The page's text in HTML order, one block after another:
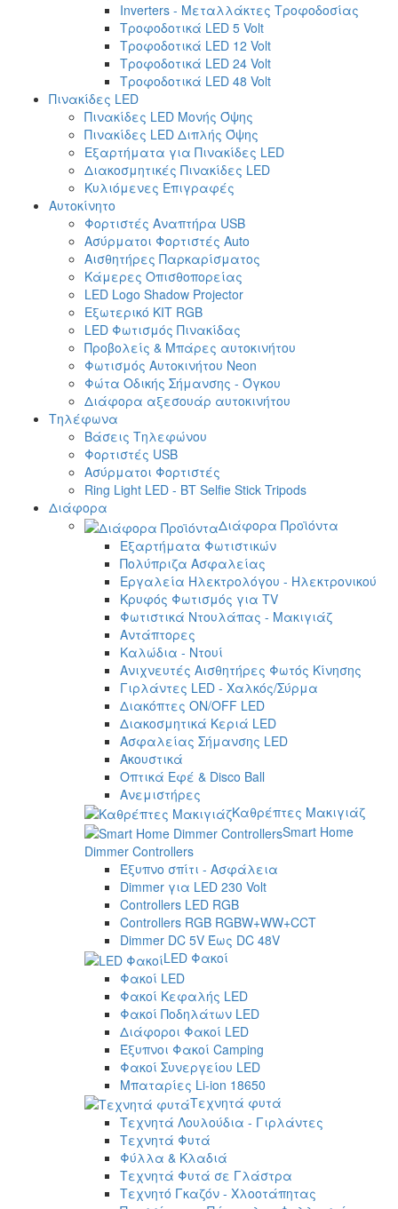
Inverters - Μεταλλάκτες Τροφοδοσίας
Τροφοδοτικά LED 5 Volt
Τροφοδοτικά LED 12 Volt
Τροφοδοτικά LED 24 Volt
Τροφοδοτικά LED 48 Volt
Πινακίδες LED
Πινακίδες LED Μονής Όψης
Πινακίδες LED Διπλής Όψης
Εξαρτήματα για Πινακίδες LED
Διακοσμητικές Πινακίδες LED
Κυλιόμενες Επιγραφές
Αυτοκίνητο
Φορτιστές Αναπτήρα USB
Ασύρματοι Φορτιστές Auto
Αισθητήρες Παρκαρίσματος
Κάμερες Οπισθοπορείας
LED Logo Shadow Projector
Εξωτερικό ΚΙΤ RGB
LED Φωτισμός Πινακίδας
Προβολείς & Μπάρες αυτοκινήτου
Φωτισμός Αυτοκινήτου Neon
Φώτα Οδικής Σήμανσης - Όγκου
Διάφορα αξεσουάρ αυτοκινήτου
Τηλέφωνα
Βάσεις Τηλεφώνου
Φορτιστές USB
Ασύρματοι Φορτιστές
Ring Light LED - BT Selfie Stick Tripods
Διάφορα
Διάφορα Προϊόντα
Εξαρτήματα Φωτιστικών
Πολύπριζα Ασφαλείας
Εργαλεία Ηλεκτρολόγου - Ηλεκτρονικού
Κρυφός Φωτισμός για TV
Φωτιστικά Ντουλάπας - Μακιγιάζ
Αντάπτορες
Καλώδια - Ντουί
Ανιχνευτές Αισθητήρες Φωτός Κίνησης
Γιρλάντες LED - Χαλκός/Σύρμα
Διακόπτες ON/OFF LED
Διακοσμητικά Κεριά LED
Ασφαλείας Σήμανσης LED
Ακουστικά
Οπτικά Εφέ & Disco Ball
Ανεμιστήρες
Καθρέπτες Μακιγιάζ
Smart Home
Dimmer Controllers
Έξυπνο σπίτι - Ασφάλεια
Dimmer για LED 230 Volt
Controllers LED RGB
Controllers RGB RGBW+WW+CCT
Dimmer DC 5V Έως DC 48V
LED Φακοί
Φακοί LED
Φακοί Κεφαλής LED
Φακοί Ποδηλάτων LED
Διάφοροι Φακοί LED
Έξυπνοι Φακοί Camping
Φακοί Συνεργείου LED
Μπαταρίες Li-ion 18650
Τεχνητά φυτά
Τεχνητά Λουλούδια - Γιρλάντες
Τεχνητά Φυτά
Φύλλα & Κλαδιά
Τεχνητά Φυτά σε Γλάστρα
Τεχνητό Γκαζόν - Χλοοτάπητας